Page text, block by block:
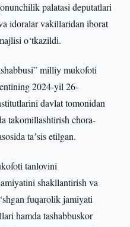
palatasi deputatlari
idoralar vakillaridan iborat
o‘tkazildi.
milliy mukofoti
2024-yil 26-
davlat tomonidan
takomillashtirish chora-
taʼsis etilgan.
tanlovini
shakllantirish va
fuqarolik jamiyati
hamda tashabbuskor